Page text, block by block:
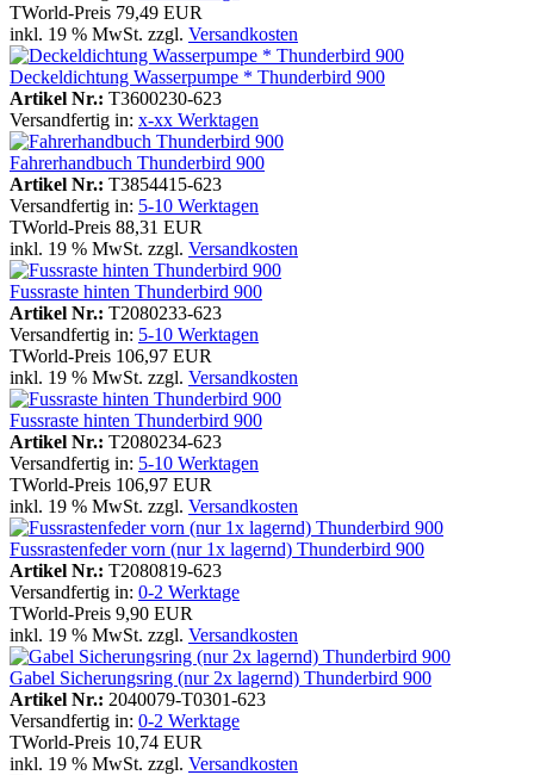
TWorld-Preis 79,49 EUR
inkl. 19 % MwSt. zzgl. Versandkosten
Deckeldichtung Wasserpumpe * Thunderbird 900
Artikel Nr.: T3600230-623
Versandfertig in: x-xx Werktagen
Fahrerhandbuch Thunderbird 900
Artikel Nr.: T3854415-623
Versandfertig in: 5-10 Werktagen
TWorld-Preis 88,31 EUR
inkl. 19 % MwSt. zzgl. Versandkosten
Fussraste hinten Thunderbird 900
Artikel Nr.: T2080233-623
Versandfertig in: 5-10 Werktagen
TWorld-Preis 106,97 EUR
inkl. 19 % MwSt. zzgl. Versandkosten
Fussraste hinten Thunderbird 900
Artikel Nr.: T2080234-623
Versandfertig in: 5-10 Werktagen
TWorld-Preis 106,97 EUR
inkl. 19 % MwSt. zzgl. Versandkosten
Fussrastenfeder vorn (nur 1x lagernd) Thunderbird 900
Artikel Nr.: T2080819-623
Versandfertig in: 0-2 Werktage
TWorld-Preis 9,90 EUR
inkl. 19 % MwSt. zzgl. Versandkosten
Gabel Sicherungsring (nur 2x lagernd) Thunderbird 900
Artikel Nr.: 2040079-T0301-623
Versandfertig in: 0-2 Werktage
TWorld-Preis 10,74 EUR
inkl. 19 % MwSt. zzgl. Versandkosten